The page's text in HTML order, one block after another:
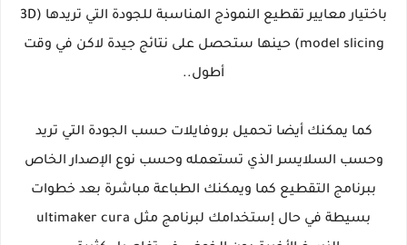
باختيار معايير تقطيع النموذج المناسبة للجودة التي تريدها (3D
model slicing) حينها ستحصل على نتائج جيدة لاكن في وقت
أطول..
كما يمكنك أيضا تحميل بروفايلات حسب الجودة التي تريد
وحسب السلايسر الذي تستعمله وحسب نوع الإصدار الخاص
ببرنامج التقطيع كما ويمكنك الطباعة مباشرة بعد خطوات
بسيطة في حال إستخدامك لبرنامج مثل ultimaker cura